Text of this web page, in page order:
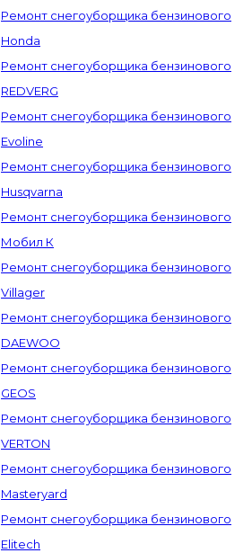
Ремонт снегоуборщика бензинового
Honda
Ремонт снегоуборщика бензинового
REDVERG
Ремонт снегоуборщика бензинового
Evoline
Ремонт снегоуборщика бензинового
Husqvarna
Ремонт снегоуборщика бензинового
Мобил К
Ремонт снегоуборщика бензинового
Villager
Ремонт снегоуборщика бензинового
DAEWOO
Ремонт снегоуборщика бензинового
GEOS
Ремонт снегоуборщика бензинового
VERTON
Ремонт снегоуборщика бензинового
Masteryard
Ремонт снегоуборщика бензинового
Elitech